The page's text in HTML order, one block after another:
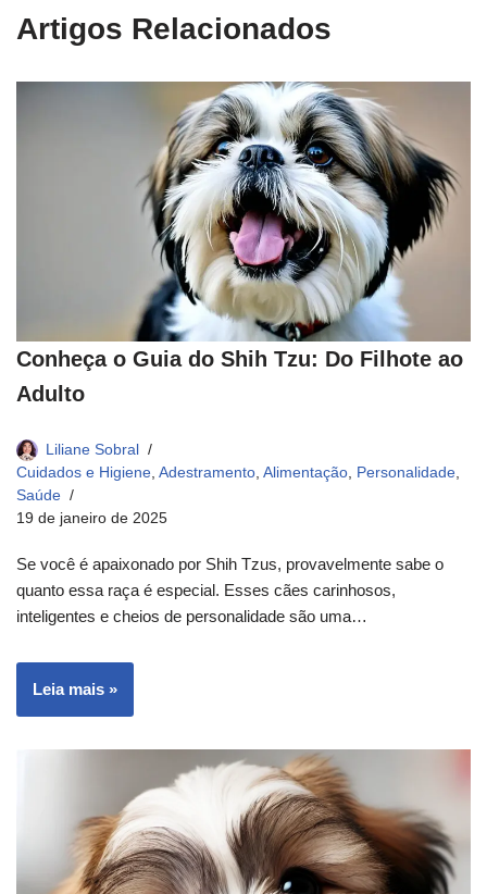
Artigos Relacionados
Conheça o Guia do Shih Tzu: Do Filhote ao
Adulto
Liliane Sobral
Cuidados e Higiene Adestramento Alimentação Personalidade
Saúde
19 de janeiro de 2025
Se você é apaixonado por Shih Tzus, provavelmente sabe o
quanto essa raça é especial. Esses cães carinhosos,
inteligentes e cheios de personalidade são uma…
Leia mais »